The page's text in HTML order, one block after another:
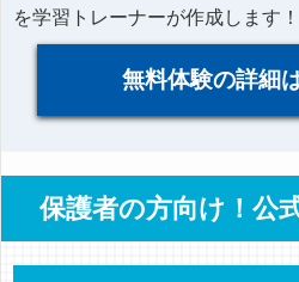
を学習トレーナーが作成します！
無料体験の詳細
保護者の方向け！公